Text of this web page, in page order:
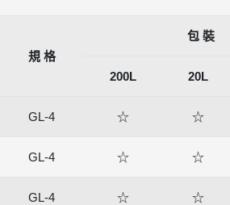
規 格
包 裝
200L 20L
GL-4 ☆ ☆
GL-4 ☆ ☆
GL-4 ☆ ☆